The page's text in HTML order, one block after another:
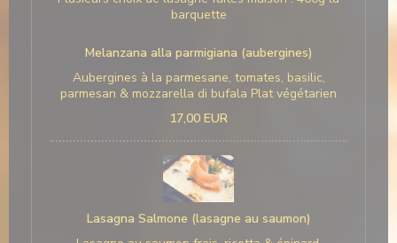
barquette
Melanzana alla parmigiana (aubergines)
Aubergines à la parmesane, tomates, basilic,
parmesan & mozzarella di bufala Plat végétarien
17,00 EUR
Lasagna Salmone (lasagne au saumon)